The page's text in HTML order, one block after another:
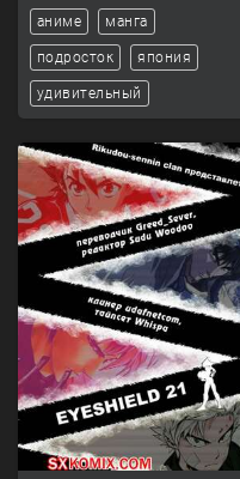
аниме манга
подросток япония
удивительный